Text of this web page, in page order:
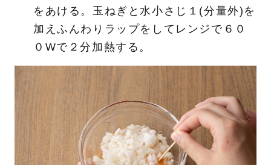
をあける。玉ねぎと水小さじ１(分量外)を
加えふんわりラップをしてレンジで６０
０Wで２分加熱する。